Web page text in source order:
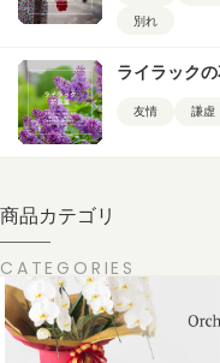
別れ
ライラック
友情 謙虚
商品カテゴリ
CATEGORIES